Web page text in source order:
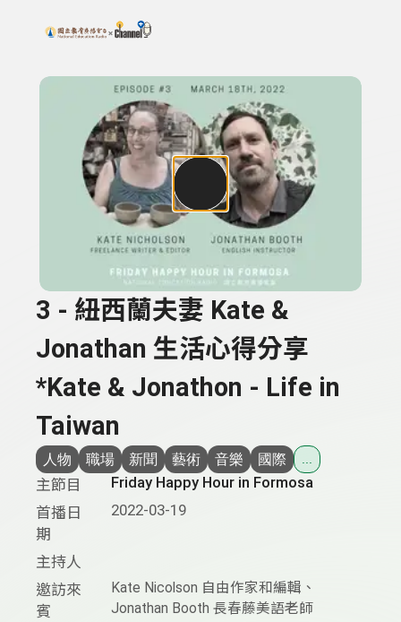
上方功能區塊
搜尋關鍵字：可輸入節目名稱、主持人或關鍵字
3 - 紐西蘭夫妻 Kate &
Jonathan 生活心得分享
*Kate & Jonathon - Life in
Taiwan
人物 職場 新聞 藝術 音樂 國際 ...
主節目
Friday Happy Hour in Formosa
首播日
期
2022-03-19
主持人
邀訪來
賓
Kate Nicolson 自由作家和編輯、
Jonathan Booth 長春藤美語老師